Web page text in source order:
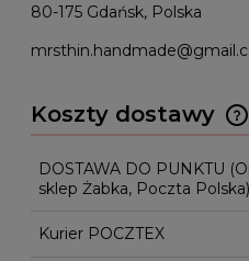
80-175 Gdańsk, Polska
Koszty dostawy
Cena nie zawiera
DOSTAWA DO PUNKTU
sklep Żabka, Poczta Polska)
Kurier POCZTEX